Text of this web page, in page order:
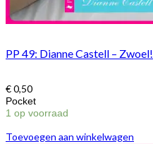
PP 49: Dianne Castell – Zwoel!
Pocket
€0,50
1 op voorraad
Toevoegen aan winkelwagen